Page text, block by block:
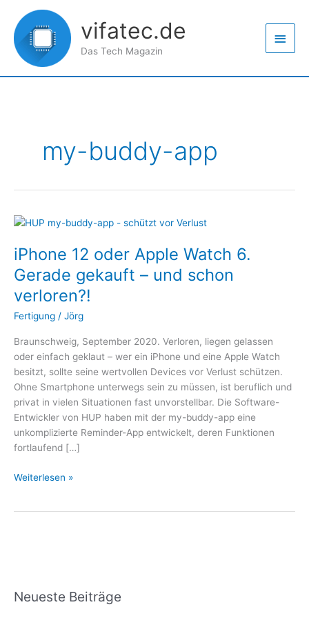
Inhalt
springen
vifatec.de
Das Tech Magazin
my-buddy-app
iPhone 12 oder Apple Watch 6.
Gerade gekauft – und schon
verloren?!
Fertigung / Jörg
Braunschweig, September 2020. Verloren, liegen gelassen
oder einfach geklaut – wer ein iPhone und eine Apple Watch
besitzt, sollte seine wertvollen Devices vor Verlust schützen.
Ohne Smartphone unterwegs sein zu müssen, ist beruflich und
privat in vielen Situationen fast unvorstellbar. Die Software-
Entwickler von HUP haben mit der my-buddy-app eine
unkomplizierte Reminder-App entwickelt, deren Funktionen
fortlaufend […]
iPhone
oder
Apple
Watch
6.
Gerade
–
und
schon
verloren?!
Weiterlesen »
Neueste Beiträge